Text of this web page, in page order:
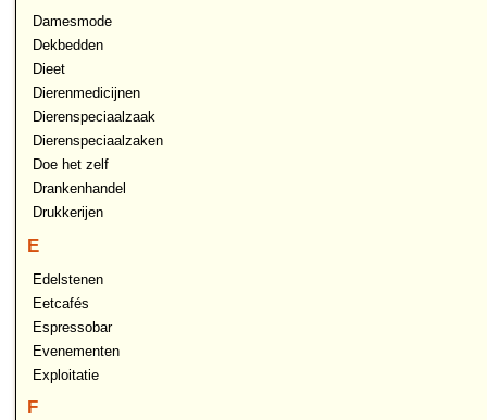
Damesmode
Dekbedden
Dieet
Dierenmedicijnen
Dierenspeciaalzaak
Dierenspeciaalzaken
Doe het zelf
Drankenhandel
Drukkerijen
E
Edelstenen
Eetcafés
Espressobar
Evenementen
Exploitatie
F